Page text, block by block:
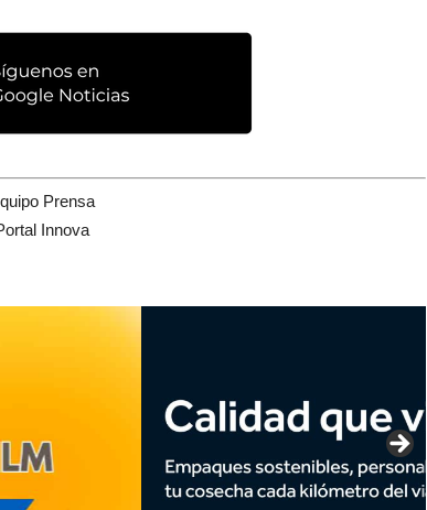
Prensa
Innova